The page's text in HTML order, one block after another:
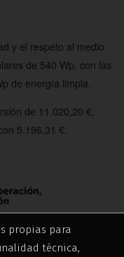
y el respeto al medio
de 540 Wp , con las
de energía limpia.
de 11.020,20 €,
5.196,31 €.
propias para
técnica,